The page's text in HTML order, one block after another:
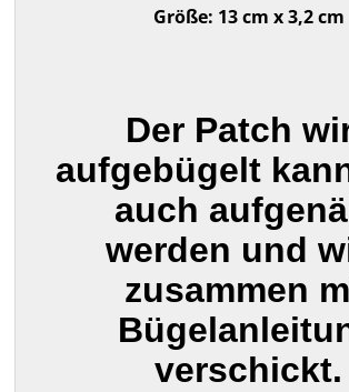
Größe: 13 cm x 3,2 cm
Der Patch
aufgebügelt
auch
werden und
zusammen
verschickt.